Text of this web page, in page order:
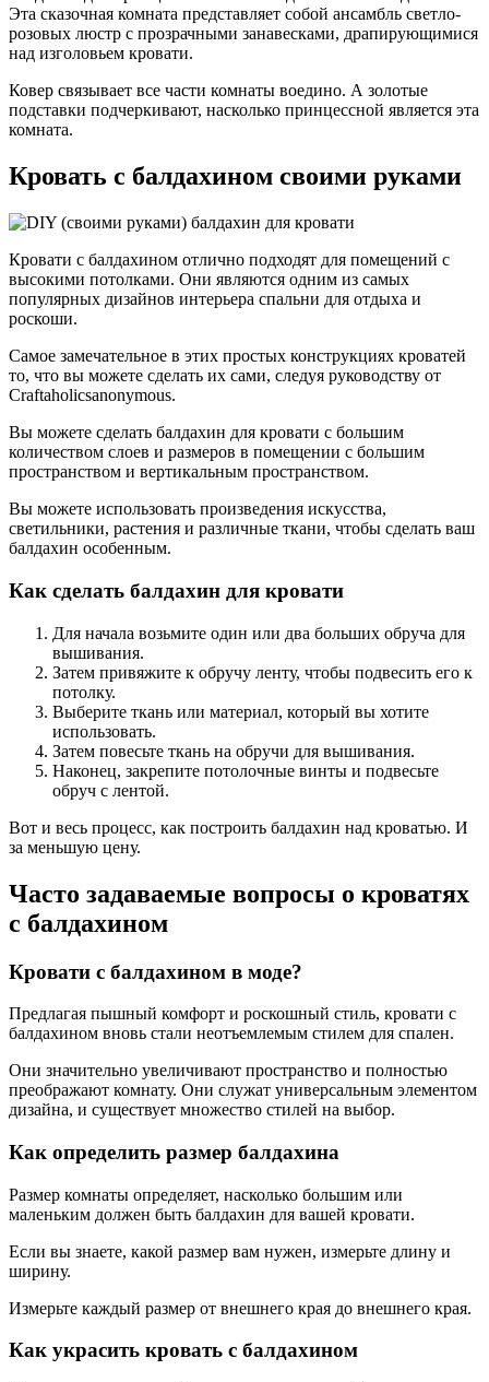
Эта сказочная комната представляет собой ансамбль светло-
розовых люстр с прозрачными занавесками, драпирующимися
над изголовьем кровати.
Ковер связывает все части комнаты воедино. А золотые
подставки подчеркивают, насколько принцессной является эта
комната.
Кровать с балдахином своими руками
Кровати с балдахином отлично подходят для помещений с
высокими потолками. Они являются одним из самых
популярных дизайнов интерьера спальни для отдыха и
роскоши.
Самое замечательное в этих простых конструкциях кроватей
то, что вы можете сделать их сами, следуя руководству от
Craftaholicsanonymous.
Вы можете сделать балдахин для кровати с большим
количеством слоев и размеров в помещении с большим
пространством и вертикальным пространством.
Вы можете использовать произведения искусства,
светильники, растения и различные ткани, чтобы сделать ваш
балдахин особенным.
Как сделать балдахин для кровати
Для начала возьмите один или два больших обруча для
вышивания.
Затем привяжите к обручу ленту, чтобы подвесить его к
потолку.
Выберите ткань или материал, который вы хотите
использовать.
Затем повесьте ткань на обручи для вышивания.
Наконец, закрепите потолочные винты и подвесьте
обруч с лентой.
Вот и весь процесс, как построить балдахин над кроватью. И
за меньшую цену.
Часто задаваемые вопросы о кроватях
с балдахином
Кровати с балдахином в моде?
Предлагая пышный комфорт и роскошный стиль, кровати с
балдахином вновь стали неотъемлемым стилем для спален.
Они значительно увеличивают пространство и полностью
преображают комнату. Они служат универсальным элементом
дизайна, и существует множество стилей на выбор.
Как определить размер балдахина
Размер комнаты определяет, насколько большим или
маленьким должен быть балдахин для вашей кровати.
Если вы знаете, какой размер вам нужен, измерьте длину и
ширину.
Измерьте каждый размер от внешнего края до внешнего края.
Как украсить кровать с балдахином